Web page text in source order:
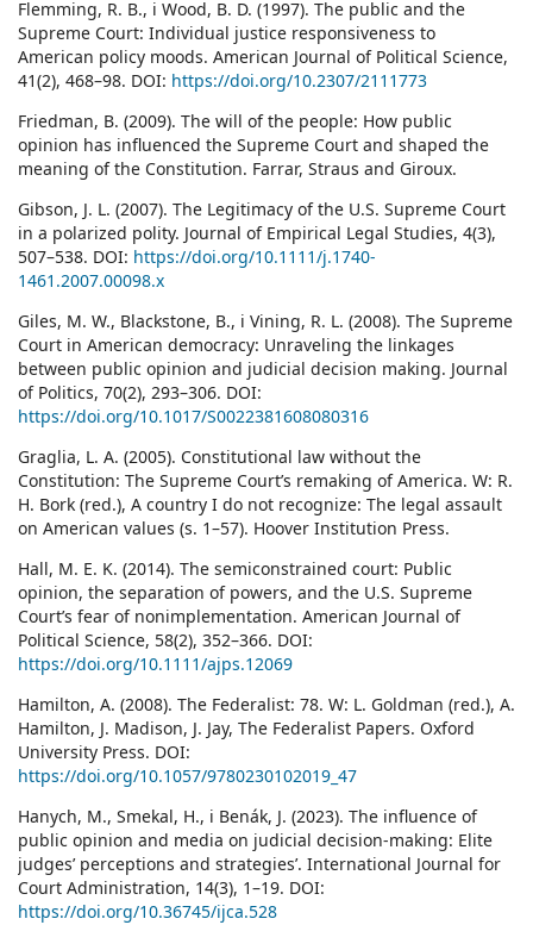
Flemming, R. B., i Wood, B. D. (1997). The public and the
Supreme Court: Individual justice responsiveness to
American policy moods. American Journal of Political Science,
41(2), 468–98. DOI: https://doi.org/10.2307/2111773
Friedman, B. (2009). The will of the people: How public
opinion has influenced the Supreme Court and shaped the
meaning of the Constitution. Farrar, Straus and Giroux.
Gibson, J. L. (2007). The Legitimacy of the U.S. Supreme Court
in a polarized polity. Journal of Empirical Legal Studies, 4(3),
507–538. DOI: https://doi.org/10.1111/j.1740-
1461.2007.00098.x
Giles, M. W., Blackstone, B., i Vining, R. L. (2008). The Supreme
Court in American democracy: Unraveling the linkages
between public opinion and judicial decision making. Journal
of Politics, 70(2), 293–306. DOI:
https://doi.org/10.1017/S0022381608080316
Graglia, L. A. (2005). Constitutional law without the
Constitution: The Supreme Court’s remaking of America. W: R.
H. Bork (red.), A country I do not recognize: The legal assault
on American values (s. 1–57). Hoover Institution Press.
Hall, M. E. K. (2014). The semiconstrained court: Public
opinion, the separation of powers, and the U.S. Supreme
Court’s fear of nonimplementation. American Journal of
Political Science, 58(2), 352–366. DOI:
https://doi.org/10.1111/ajps.12069
Hamilton, A. (2008). The Federalist: 78. W: L. Goldman (red.), A.
Hamilton, J. Madison, J. Jay, The Federalist Papers. Oxford
University Press. DOI:
https://doi.org/10.1057/9780230102019_47
Hanych, M., Smekal, H., i Benák, J. (2023). The influence of
public opinion and media on judicial decision-making: Elite
judges’ perceptions and strategies’. International Journal for
Court Administration, 14(3), 1–19. DOI:
https://doi.org/10.36745/ijca.528